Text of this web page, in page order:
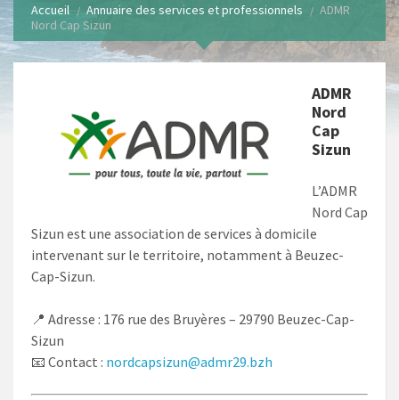
Accueil Annuaire des services et professionnels
ADMR
Nord Cap Sizun
ADMR
Nord
Cap
Sizun
L’ADMR
Nord Cap
Sizun est une association de services à domicile
intervenant sur le territoire, notamment à Beuzec-
Cap-Sizun.
📍 Adresse : 176 rue des Bruyères – 29790 Beuzec-Cap-
Sizun
📧 Contact : nordcapsizun@admr29.bzh